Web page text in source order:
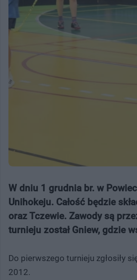
W dniu 1 grudnia br. w
Unihokeju. Całość będzie
oraz Tczewie. Zawody są
turnieju został Gniew, gdzie
Do pierwszego turnieju zgłosiły
2012.